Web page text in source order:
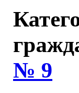
№ 9